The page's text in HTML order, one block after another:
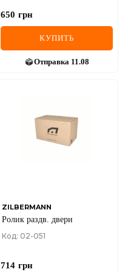
650 грн
КУПИТЬ
Отправка 11.08
ZILBERMANN
Ролик раздв. двери
Код: 02-051
714 грн